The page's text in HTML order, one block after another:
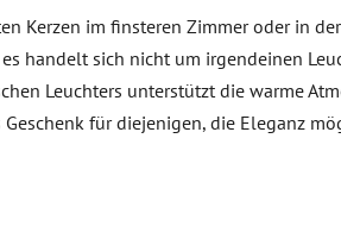
Kerzen im finsteren Zimmer oder in
handelt sich nicht um irgendeinen
Leuchters unterstützt die warme
für diejenigen, die Eleganz